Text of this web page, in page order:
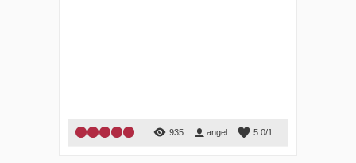
1 2 3 4 935 angel 5.0/1